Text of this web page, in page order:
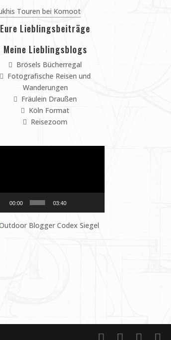
Eure Lieblingsbeiträge
Meine Lieblingsblogs
Brösels Bücherregal
Fotografische Reisen und
Wanderungen
Fräulein Draußen
Köln Format
Reisezoom
00:00 03:40